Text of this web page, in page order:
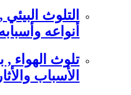
التلوث
أنواعه
تلوث
الأسباب